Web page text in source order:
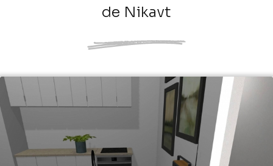
de Nikavt